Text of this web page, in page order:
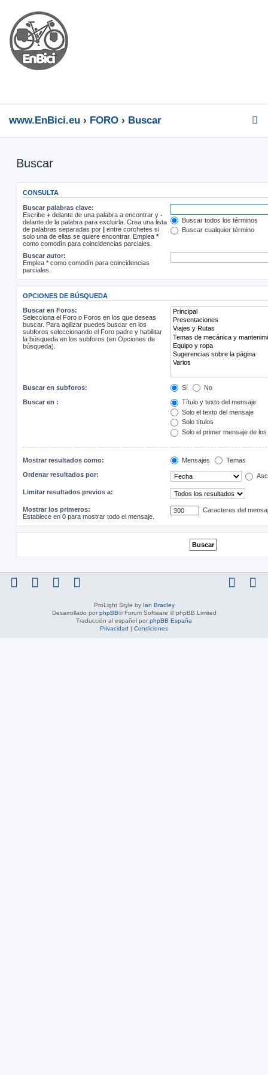
www.EnBici.eu FORO Buscar
Buscar
CONSULTA
Buscar palabras clave:
Escribe + delante de una palabra a encontrar y -
delante de la palabra para excluirla. Crea una lista
de palabras separadas por | entre corchetes si
solo una de ellas se quiere encontrar. Emplea *
como comodín para coincidencias parciales.
Buscar todos los términos
Buscar cualquier término
Buscar autor:
Emplea * como comodín para coincidencias
parciales.
OPCIONES DE BÚSQUEDA
Buscar en Foros:
Selecciona el Foro o Foros en los que deseas
buscar. Para agilizar puedes buscar en los
subforos seleccionando el Foro padre y habilitar
la búsqueda en los subforos (en Opciones de
búsqueda).
Buscar en subforos: Sí No
Buscar en :
Título y texto del mensaje
Solo el texto del mensaje
Solo títulos
Solo el primer mensaje de
Mostrar resultados como: Mensajes Temas
Ordenar resultados por:
Limitar resultados previos a:
Mostrar los primeros:
Establece en 0 para mostrar todo el mensaje.
Caracteres del
ProLight Style by Ian Bradley
Desarrollado por phpBB® Forum Software © phpBB Limited
Traducción al español por phpBB España
Privacidad | Condiciones